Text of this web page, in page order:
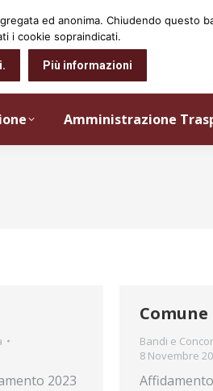
Amministrazione
2023
Comune
Bandi e
8 Novembre
ed anonima. Chiudendo questo
i cookie sopraindicati.
Più informazioni